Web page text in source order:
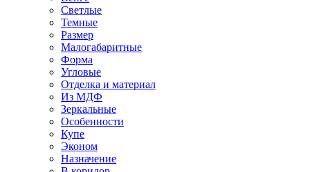
Светлые
Темные
Размер
Малогабаритные
Форма
Угловые
Отделка и материал
Из МДФ
Зеркальные
Особенности
Купе
Эконом
Назначение